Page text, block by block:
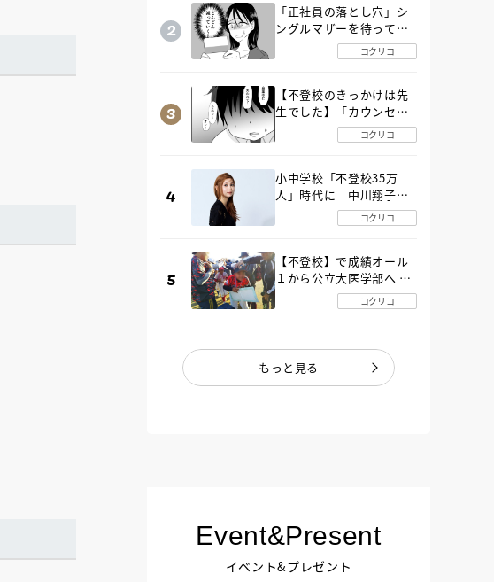
「正社員の落とし穴」シ
ングルマザーを待ってい
た“魔の２年間”【後編】
コクリコ
【不登校のきっかけは先
生でした】「カウンセリ
ングの時間」生徒の情報
をバラしたのは…《第２
コクリコ
小中学校「不登校35万
人」時代に 中川翔子さ
んが審査委員長「不登校
生動画甲子園 2026」が開
コクリコ
【不登校】で成績オール
１から公立大医学部へ 中
２で起立性調節障害「治
るまで３年」の診断 その
コクリコ
もっと見る
Event&Present
イベント&プレゼント